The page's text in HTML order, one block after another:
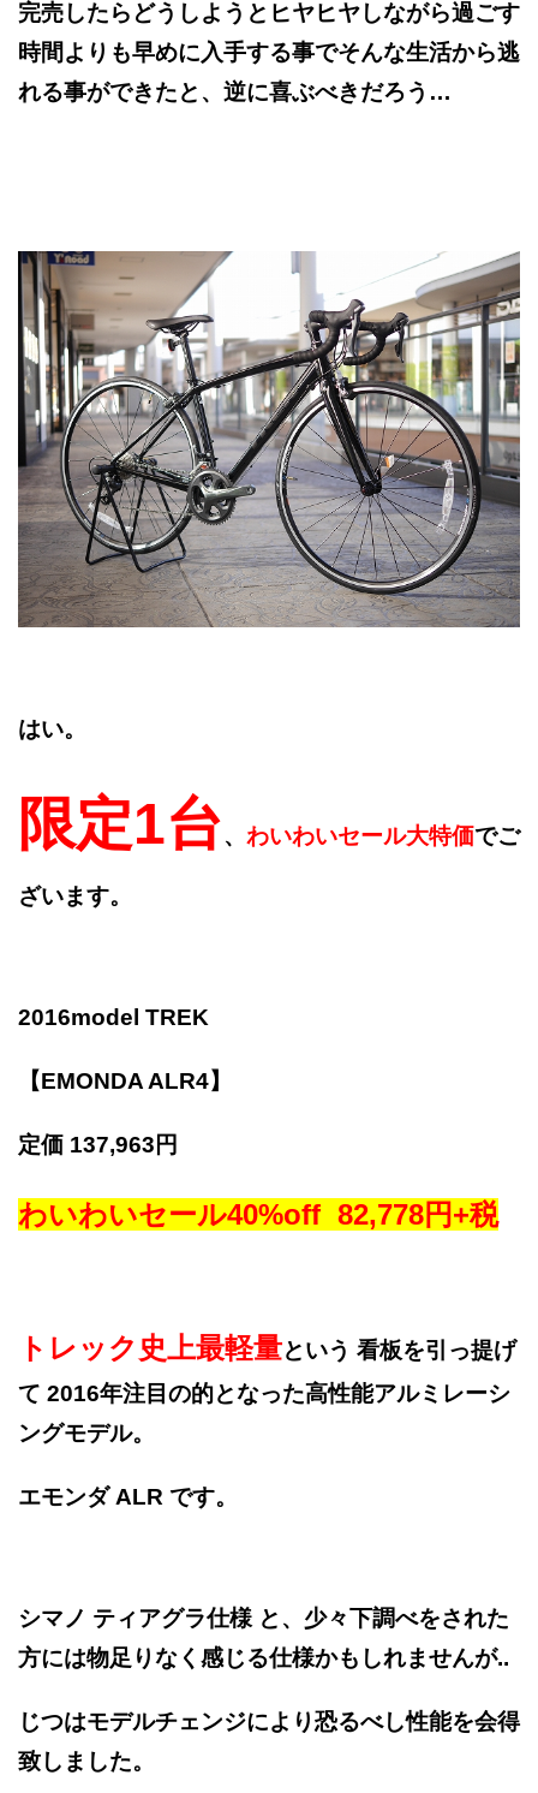
完売したらどうしようとヒヤヒヤしながら過ごす
時間よりも早めに入手する事でそんな生活から逃
れる事ができたと、逆に喜ぶべきだろう…
はい。
限定1台、 わいわいセール大特価でご
ざいます。
2016model TREK
【EMONDA ALR4】
定価 137,963円
わいわいセール40%off 82,778円+税
トレック史上最軽量という 看板を引っ提げ
て 2016年注目の的となった高性能アルミレーシ
ングモデル。
エモンダ ALR です。
シマノ ティアグラ仕様 と、少々下調べをされた
方には物足りなく感じる仕様かもしれませんが..
じつはモデルチェンジにより恐るべし性能を会得
致しました。